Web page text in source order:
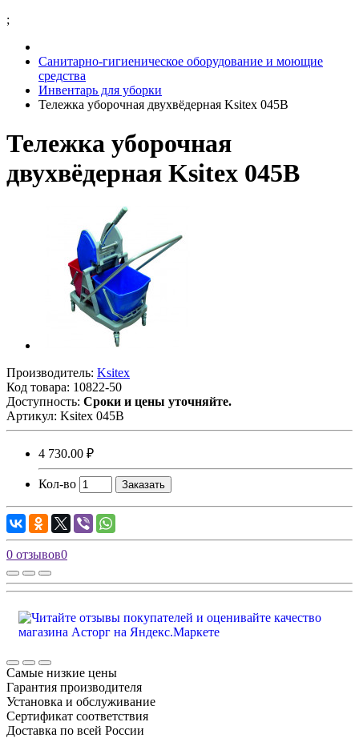
;
Санитарно-гигиеническое оборудование и моющие
средства
Инвентарь для уборки
Тележка уборочная двухвёдерная Ksitex 045В
Тележка уборочная
двухвёдерная Ksitex 045В
Производитель: Ksitex
Код товара: 10822-50
Доступность: Сроки и цены уточняйте.
Артикул: Ksitex 045В
4 730.00 ₽
Кол-во Заказать
0 отзывов0
Самые низкие цены
Гарантия производителя
Установка и обслуживание
Сертификат соответствия
Доставка по всей России